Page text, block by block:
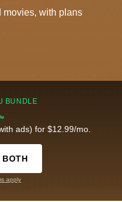
movies, with plans
BUNDLE
ads) for $12.99/mo.
BOTH
apply